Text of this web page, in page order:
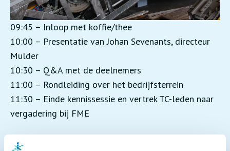
09:45 – Inloop met koffie/thee
10:00 – Presentatie van Johan Sevenants, directeur
Mulder
10:30 – Q&A met de deelnemers
11:00 – Rondleiding over het bedrijfsterrein
11:30 – Einde kennissessie en vertrek TC-leden naar
vergadering bij FME
VLR-leden hebben een uitnodiging met aanmeldlink